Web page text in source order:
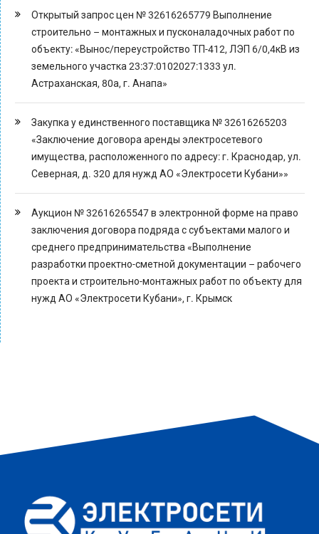
Открытый запрос цен № 32616265779 Выполнение
строительно – монтажных и пусконаладочных работ по
объекту: «Вынос/переустройство ТП-412, ЛЭП 6/0,4кВ из
земельного участка 23:37:0102027:1333 ул.
Астраханская, 80а, г. Анапа»
Закупка у единственного поставщика № 32616265203
«Заключение договора аренды электросетевого
имущества, расположенного по адресу: г. Краснодар, ул.
Северная, д. 320 для нужд АО «Электросети Кубани»»
Аукцион № 32616265547 в электронной форме на право
заключения договора подряда с субъектами малого и
среднего предпринимательства «Выполнение
разработки проектно-сметной документации – рабочего
проекта и строительно-монтажных работ по объекту для
нужд АО «Электросети Кубани», г. Крымск